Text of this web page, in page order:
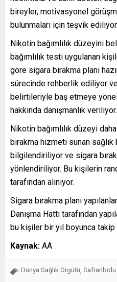
bireyler, motivasyonel
bulunmaları için teşvik ediliyor.
Nikotin bağımlılık düzeyini
bağımlılık testi uygulanan
göre sigara bırakma planı
sürecinde rehberlik ediliyor
belirtileriyle baş etmeye
hakkında danışmanlık veriliyor.
Nikotin bağımlılık düzeyi
bırakma hizmeti sunan sağlık
bilgilendiriliyor ve sigara
yönlendiriliyor. Bu kişilerin
tarafından alınıyor.
Sigara bırakma planı
Danışma Hattı tarafından
bu kişiler bir yıl boyunca
Kaynak: AA
Dünya Sağlık Örgütü